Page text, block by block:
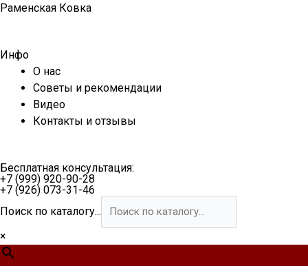
Перейти
Раменская Ковка
Инфо
О нас
Советы и рекомендации
Видео
Контакты и отзывы
Бесплатная консультация:
+7 (999) 920-90-28
+7 (926) 073-31-46
Поиск по каталогу...
×